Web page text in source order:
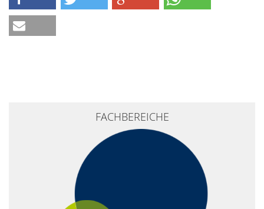
FACHBEREICHE